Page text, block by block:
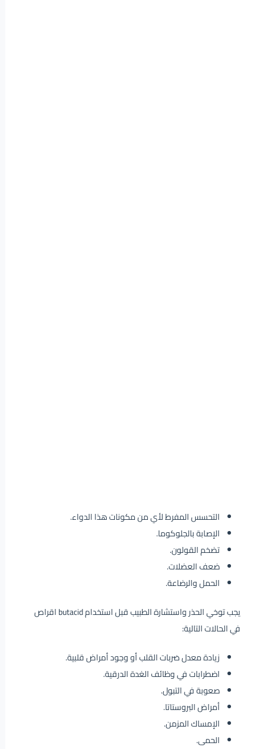
التحسس المفرط لأي من مكونات هذا الدواء.
الإصابة بالجلوكوما.
تضخم القولون.
ضعف العضلات.
الحمل والرضاعة.
يجب توخي الحذر واستشارة الطبيب قبل استخدام butacid اقراص
في الحالات التالية:
زيادة معدل ضربات القلب أو وجود أمراض قلبية.
اضطرابات في وظائف الغدة الدرقية.
صعوبة في التبول.
أمراض البروستاتا.
الإمساك المزمن.
الحمى.